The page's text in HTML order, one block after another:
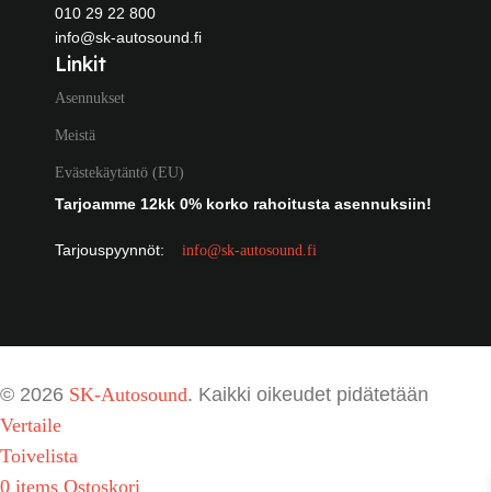
010 29 22 800
info@sk-autosound.fi
Linkit
Asennukset
Meistä
Evästekäytäntö (EU)
Tarjoamme 12kk 0% korko rahoitusta asennuksiin!
Tarjouspyynnöt: info@sk-autosound.fi
© 2026 SK-Autosound. Kaikki oikeudet pidätetään
Vertaile
Toivelista
0 items Ostoskori